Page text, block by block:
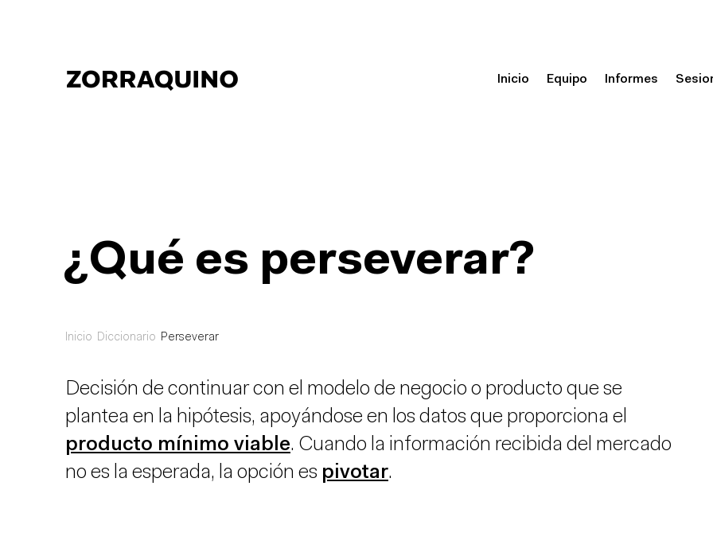
Inicio Equipo Informes
¿Qué es perseverar?
Inicio Diccionario Perseverar
Decisión de continuar con el modelo de negocio o producto que se
plantea en la hipótesis, apoyándose en los datos que proporciona el
producto mínimo viable. Cuando la información recibida del mercado
no es la esperada, la opción es pivotar.